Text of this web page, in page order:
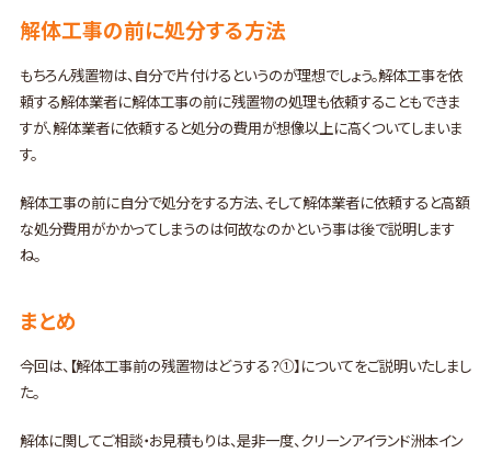
解体工事の前に処分する方法
もちろん残置物は、自分で片付けるというのが理想でしょう。解体工事を依
頼する解体業者に解体工事の前に残置物の処理も依頼することもできま
すが、解体業者に依頼すると処分の費用が想像以上に高くついてしまいま
す。
解体工事の前に自分で処分をする方法、そして解体業者に依頼すると高額
な処分費用がかかってしまうのは何故なのかという事は後で説明します
ね。
まとめ
今回は、【解体工事前の残置物はどうする？①】についてをご説明いたしまし
た。
解体に関してご相談・お見積もりは、是非一度、クリーンアイランド洲本イン